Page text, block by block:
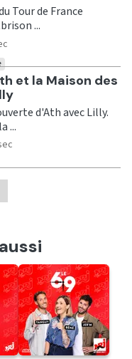
Tour de France
...
et la Maison des
d'Ath avec Lilly.
...